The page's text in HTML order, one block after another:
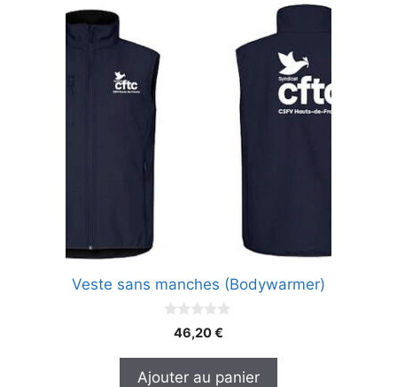
Veste sans manches (Bodywarmer)
s
5
46,20€
Ajouter au panier